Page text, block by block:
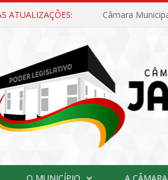
ATUALIZAÇÕES:
O MUNICÍPIO A CÂMARA